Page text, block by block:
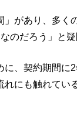
」があり、多
のだろう」と
、契約期間に
れにも触れてい